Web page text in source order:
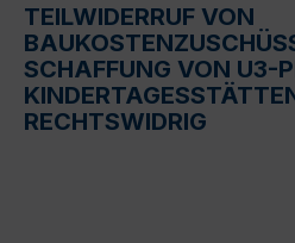
TEILWIDERRUF VON
SCHAFFUNG VON U3-
RECHTSWIDRIG